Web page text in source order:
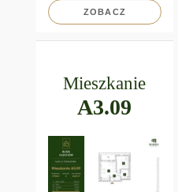
ZOBACZ
Mieszkanie
A3.09